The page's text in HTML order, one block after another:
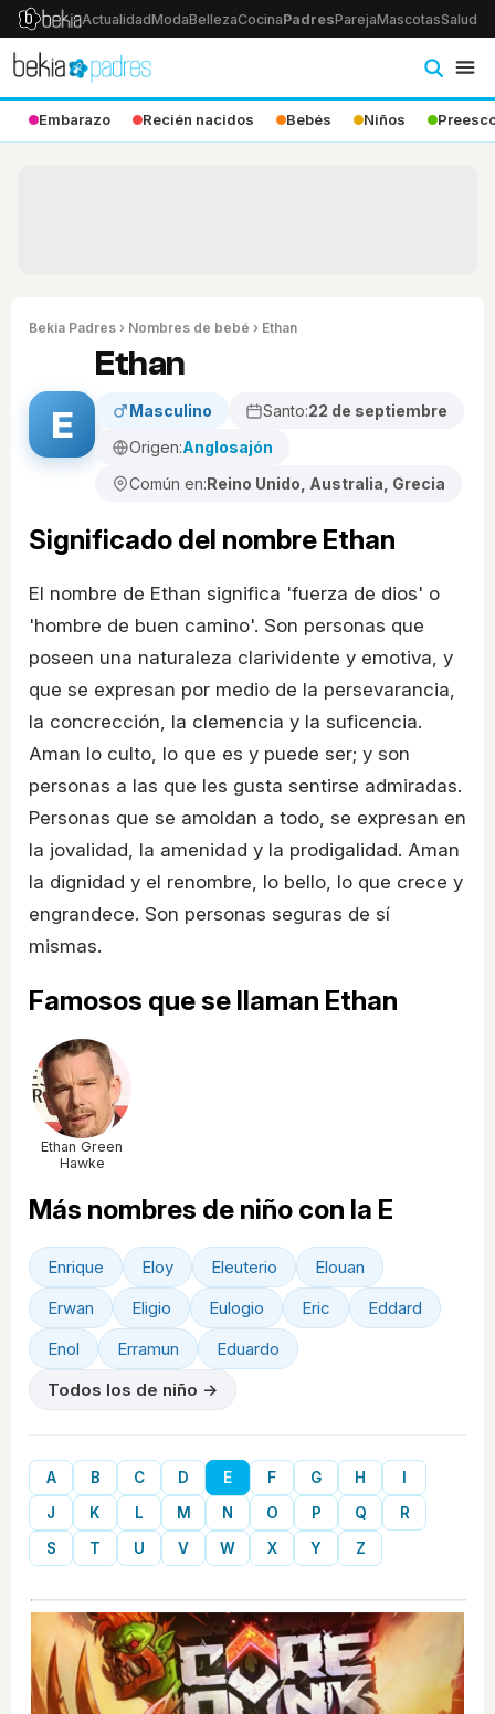
ActualidadModaBellezaCocinaPadresParejaMascotasSalud
Embarazo Recién nacidos Bebés Niños
Bekia Padres › Nombres de bebé › Ethan
E
Ethan
Masculino Santo:22 de septiembre
Origen:Anglosajón
Común en:Reino Unido, Australia, Grecia
Significado del nombre Ethan
El nombre de Ethan significa 'fuerza de dios' o
'hombre de buen camino'. Son personas que
poseen una naturaleza clarividente y emotiva, y
que se expresan por medio de la persevarancia,
la concrección, la clemencia y la suficencia.
Aman lo culto, lo que es y puede ser; y son
personas a las que les gusta sentirse admiradas.
Personas que se amoldan a todo, se expresan en
la jovalidad, la amenidad y la prodigalidad. Aman
la dignidad y el renombre, lo bello, lo que crece y
engrandece. Son personas seguras de sí
mismas.
Famosos que se llaman Ethan
Ethan Green
Hawke
Más nombres de niño con la E
Enrique Eloy Eleuterio
Elouan
Erwan
Eligio Eulogio Eric
Eddard
Enol
Erramun
Eduardo
Todos los de niño →
A B C D E F G H
J
K L M N O P Q
R
S
T U V W X Y Z